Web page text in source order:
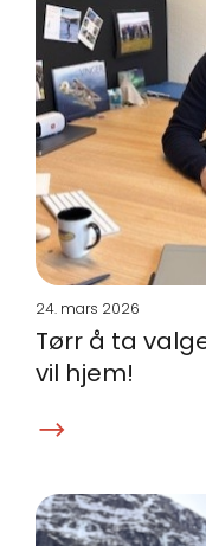
24. mars 2026
Tørr å ta
vil hjem!